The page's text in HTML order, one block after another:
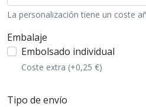
La personalización tiene un coste
Embalaje
Embolsado individual
Coste extra (+0,25 €)
Tipo de envío